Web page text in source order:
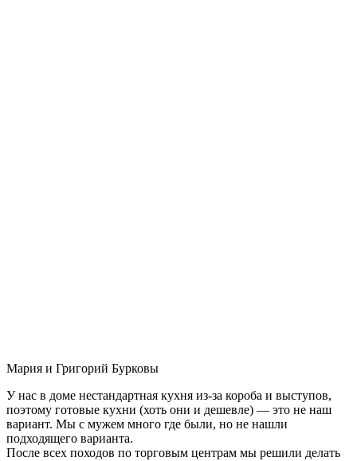
Мария и Григорий Бурковы
У нас в доме нестандартная кухня из-за короба и выступов,
поэтому готовые кухни (хоть они и дешевле) — это не наш
вариант. Мы с мужем много где были, но не нашли
подходящего варианта.
После всех походов по торговым центрам мы решили делать